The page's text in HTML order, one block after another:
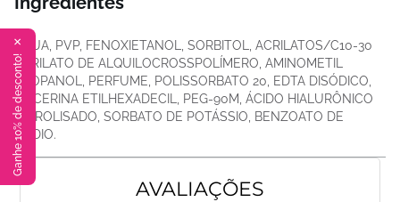
Ganhe 10% de desconto!
✕
ÁGUA, PVP, FENOXIETANOL, SORBITOL, ACRILATOS/C10-30
ACRILATO DE ALQUILOCROSSPOLÍMERO, AMINOMETIL
PROPANOL, PERFUME, POLISSORBATO 20, EDTA DISÓDICO,
GLICERINA ETILHEXADECIL, PEG-90M, ÁCIDO HIALURÔNICO
HIDROLISADO, SORBATO DE POTÁSSIO, BENZOATO DE
SÓDIO.
AVALIAÇÕES